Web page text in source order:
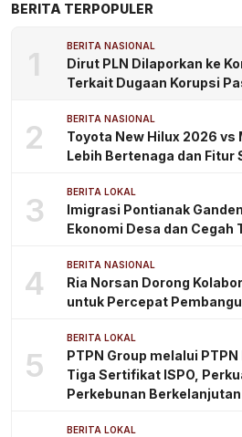
BERITA TERPOPULER
1 BERITA NASIONAL
Dirut PLN Dilaporkan ke
Terkait Dugaan Korupsi
2 BERITA NASIONAL
Toyota New Hilux 2026 vs
Lebih Bertenaga dan Fitur
3 BERITA LOKAL
Imigrasi Pontianak
Ekonomi Desa dan Cegah
4 BERITA NASIONAL
Ria Norsan Dorong
untuk Percepat
5
BERITA LOKAL
PTPN Group melalui
Tiga Sertifikat ISPO,
Perkebunan
BERITA LOKAL